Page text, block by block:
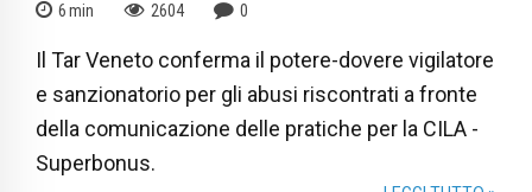
6min 2604 0
Il Tar Veneto conferma il potere-dovere vigilatore
e sanzionatorio per gli abusi riscontrati a fronte
della comunicazione delle pratiche per la CILA -
Superbonus.